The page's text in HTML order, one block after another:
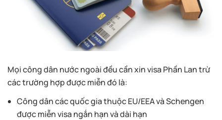
Mọi công dân nước ngoài đều cần xin visa Phần Lan trừ
các trường hợp được miễn đó là:
Công dân các quốc gia thuộc EU/EEA và Schengen
được miễn visa ngắn hạn và dài hạn